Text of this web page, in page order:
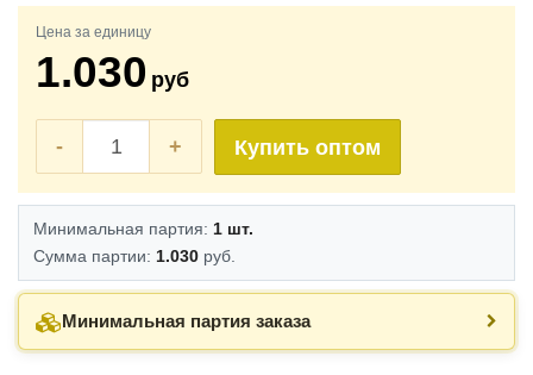
Цена за единицу
1.030 руб
- + Купить оптом
Минимальная партия: 1 шт.
Сумма партии: 1.030 руб.
Минимальная партия заказа